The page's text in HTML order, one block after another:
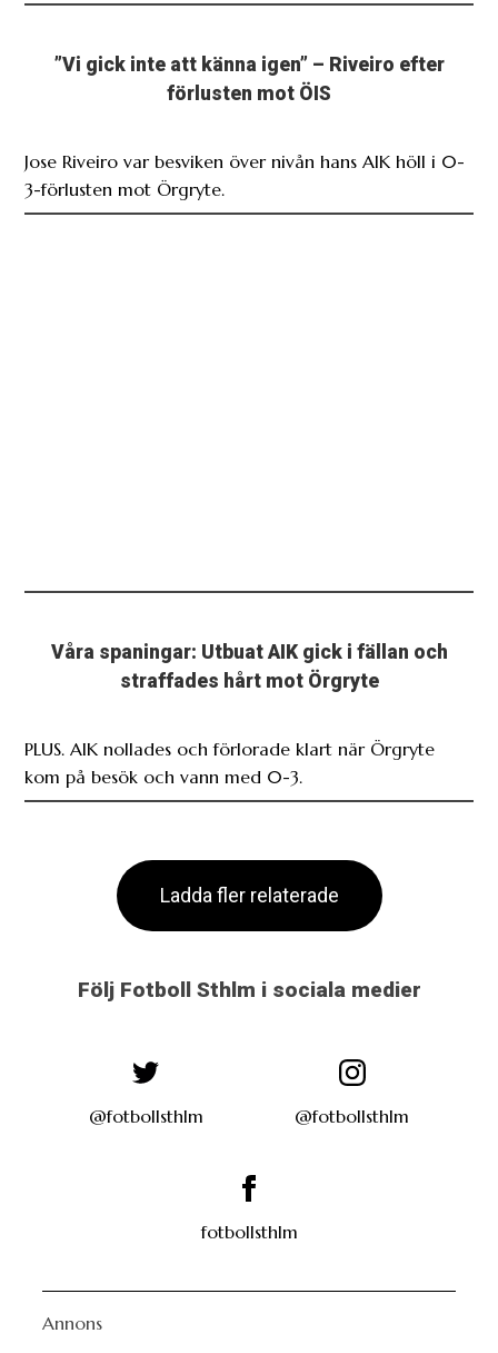
”Vi gick inte att känna igen” – Riveiro efter
förlusten mot ÖIS
Jose Riveiro var besviken över nivån hans AIK höll i 0-
3-förlusten mot Örgryte.
Våra spaningar: Utbuat AIK gick i fällan och
straffades hårt mot Örgryte
PLUS. AIK nollades och förlorade klart när Örgryte
kom på besök och vann med 0-3.
Ladda fler relaterade
Följ Fotboll Sthlm i sociala medier
@fotbollsthlm @fotbollsthlm
fotbollsthlm
Annons